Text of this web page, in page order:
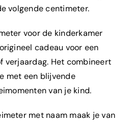
volgende centimeter.
voor de kinderkamer
cadeau voor een
verjaardag. Het combineert
met een blijvende
van je kind.
met naam maak je van